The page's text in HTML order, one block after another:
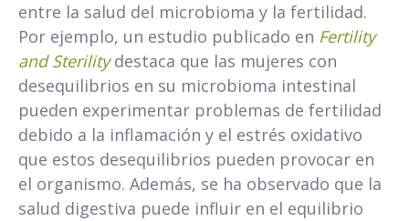
entre la salud del microbioma y la fertilidad.
Por ejemplo, un estudio publicado en Fertility
and Sterilitydestaca que las mujeres con
desequilibrios en su microbioma intestinal
pueden experimentar problemas de fertilidad
debido a la inflamación y el estrés oxidativo
que estos desequilibrios pueden provocar en
el organismo​. Además, se ha observado que la
salud digestiva puede influir en el equilibrio